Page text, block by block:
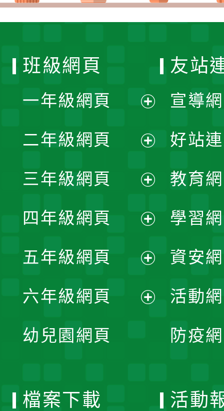
班級網頁
一年級網頁
開
選
單
二年級網頁
開
選
單
三年級網頁
開
選
單
四年級網頁
開
選
五年級網頁
開
六年級網頁
幼兒園網頁
友站
宣導
好站
教育
學習
資安
活動
防疫
檔案下載 活動